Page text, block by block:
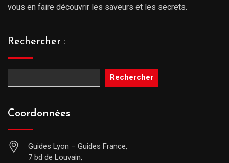
vous en faire découvrir les saveurs et les secrets.
Rechercher :
Rechercher
Coordonnées
Guides Lyon – Guides France,
7 bd de Louvain,